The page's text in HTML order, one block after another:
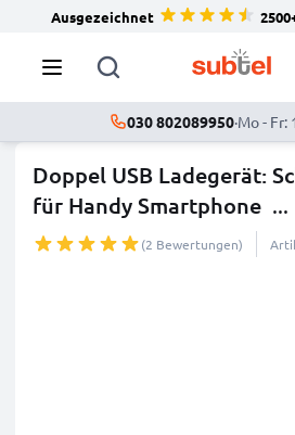
Ausgezeichnet
030 802089950·Mo - Fr:
Doppel USB Ladegerät:
für Handy Smartphone ...
(2 Bewertungen)